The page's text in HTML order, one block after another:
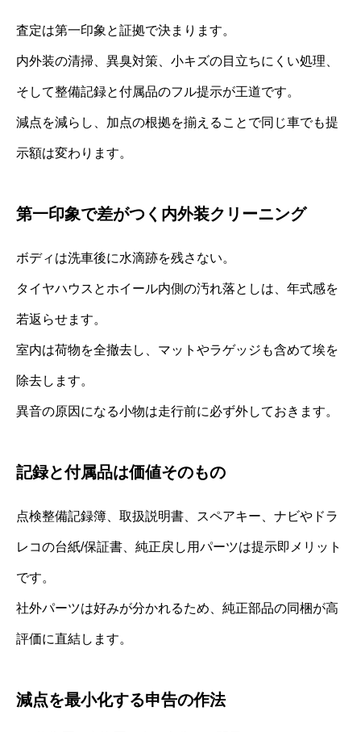
査定は第一印象と証拠で決まります。
内外装の清掃、異臭対策、小キズの目立ちにくい処理、
そして整備記録と付属品のフル提示が王道です。
減点を減らし、加点の根拠を揃えることで同じ車でも提
示額は変わります。
第一印象で差がつく内外装クリーニング
ボディは洗車後に水滴跡を残さない。
タイヤハウスとホイール内側の汚れ落としは、年式感を
若返らせます。
室内は荷物を全撤去し、マットやラゲッジも含めて埃を
除去します。
異音の原因になる小物は走行前に必ず外しておきます。
記録と付属品は価値そのもの
点検整備記録簿、取扱説明書、スペアキー、ナビやドラ
レコの台紙/保証書、純正戻し用パーツは提示即メリット
です。
社外パーツは好みが分かれるため、純正部品の同梱が高
評価に直結します。
減点を最小化する申告の作法